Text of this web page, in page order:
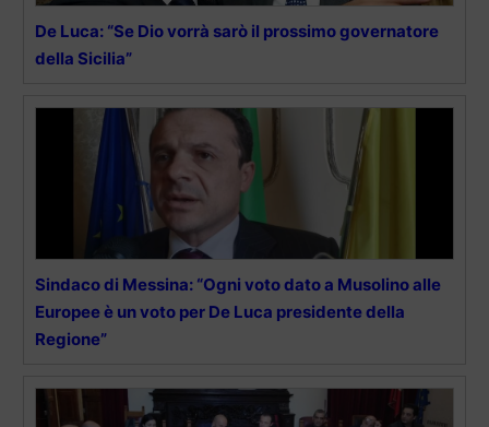
De Luca: “Se Dio vorrà sarò il prossimo governatore
della Sicilia”
Sindaco di Messina: “Ogni voto dato a Musolino alle
Europee è un voto per De Luca presidente della
Regione”